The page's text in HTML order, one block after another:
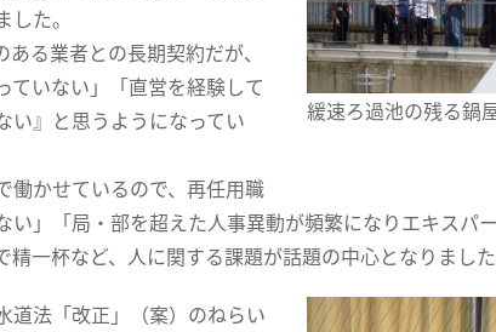
緩速ろ過池の残る鍋
た。
る業者との長期契約だが、
ていない」「直営を経験して
い』と思うようになってい
かせているので、再任用職
」「局・部を超えた人事異動が頻繁になりエキスパ
一杯など、人に関する課題が話題の中心となりました
法「改正」（案）のねらい